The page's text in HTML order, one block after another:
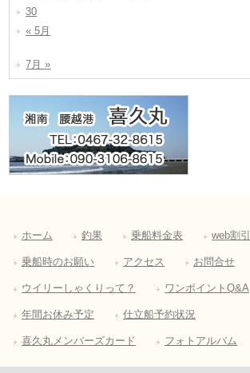
30
« 5月
7月 »
ホーム 釣果 乗船料金表 web割引
乗船時のお願い アクセス お問合せ
ウイリーしゃくりって？ ワンポイントQ&A
年間お休み予定 仕立船予約状況
喜久丸メンバーズカード フォトアルバム